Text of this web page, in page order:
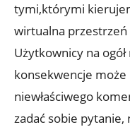
tymi,którymi
wirtualna
Użytkownicy na
konsekwencje może
niewłaściwego
zadać sobie pytanie,